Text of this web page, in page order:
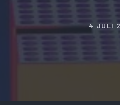
4 JULI